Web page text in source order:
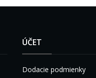
ÚČET
Dodacie podmienky